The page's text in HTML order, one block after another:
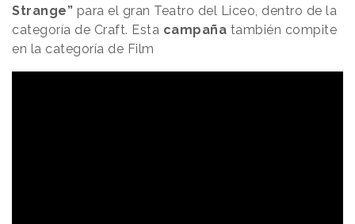
Strange” para el gran Teatro del Liceo, dentro de la
categoría de Craft. Esta campaña también compite
en la categoría de Film